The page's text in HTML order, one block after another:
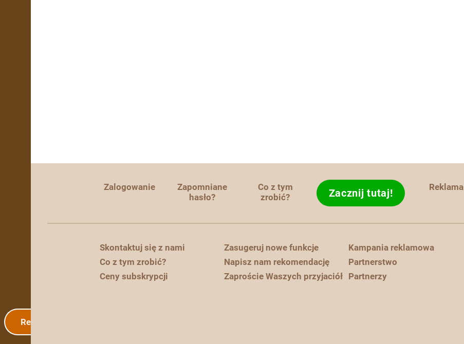
Rejestracja
Zalogowanie
Zapomniane
hasło?
Co z tym
zrobić?
Zacznij tutaj! Reklama
Skontaktuj się z nami
Co z tym zrobić?
Ceny subskrypcji
Zasugeruj nowe funkcje
Napisz nam rekomendację
Zaproście Waszych przyjaciół
Kampania reklamowa
Partnerstwo
Partnerzy